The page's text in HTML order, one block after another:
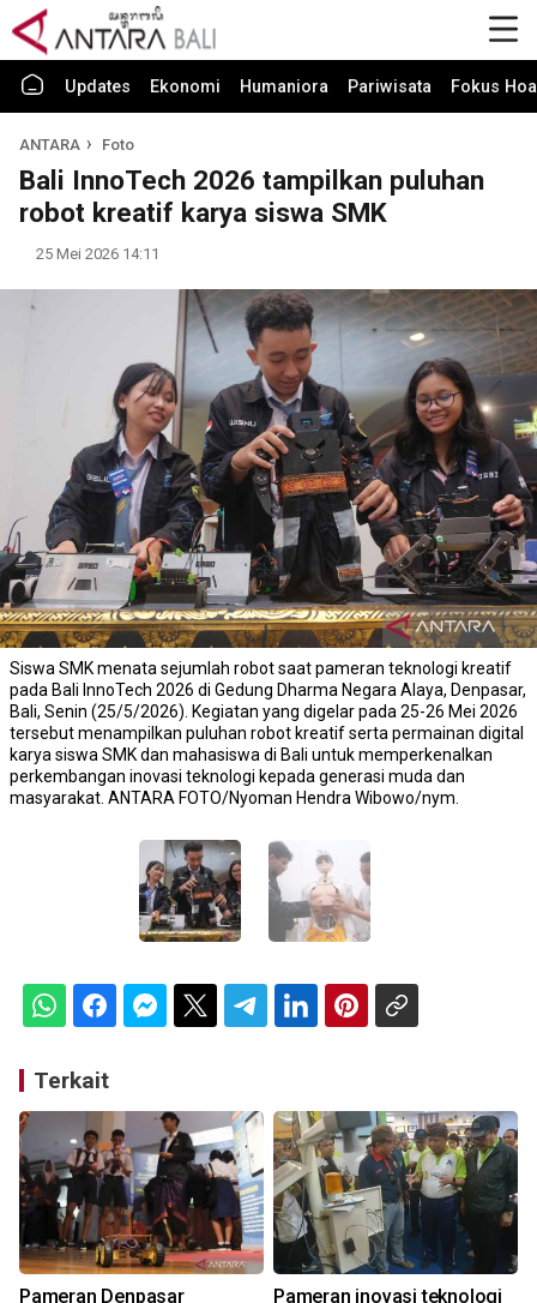
Updates Ekonomi Humaniora Pariwisata Fokus
ANTARA Foto
Bali InnoTech 2026 tampilkan puluhan
robot kreatif karya siswa SMK
25 Mei 2026 14:11
Siswa SMK menata sejumlah robot saat pameran teknologi kreatif
pada Bali InnoTech 2026 di Gedung Dharma Negara Alaya, Denpasar,
Bali, Senin (25/5/2026). Kegiatan yang digelar pada 25-26 Mei 2026
tersebut menampilkan puluhan robot kreatif serta permainan digital
karya siswa SMK dan mahasiswa di Bali untuk memperkenalkan
perkembangan inovasi teknologi kepada generasi muda dan
masyarakat. ANTARA FOTO/Nyoman Hendra Wibowo/nym.
Terkait
Pameran Denpasar
Pameran inovasi teknologi